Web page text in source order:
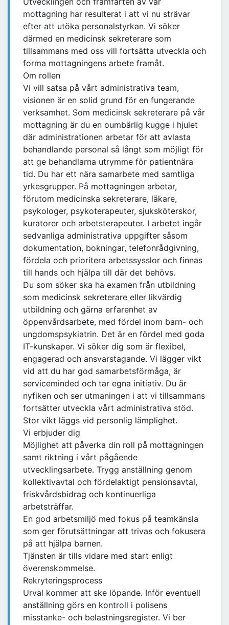
mottagning har resulterat i att vi nu strävar
efter att utöka personalstyrkan. Vi söker
därmed en medicinsk sekreterare som
tillsammans med oss vill fortsätta utveckla och
forma mottagningens arbete framåt.
Om rollen
Vi vill satsa på vårt administrativa team,
visionen är en solid grund för en fungerande
verksamhet. Som medicinsk sekreterare på vår
mottagning är du en oumbärlig kugge i hjulet
där administrationen arbetar för att avlasta
behandlande personal så långt som möjligt för
att ge behandlarna utrymme för patientnära
tid. Du har ett nära samarbete med samtliga
yrkesgrupper. På mottagningen arbetar,
förutom medicinska sekreterare, läkare,
psykologer, psykoterapeuter, sjuksköterskor,
kuratorer och arbetsterapeuter. I arbetet ingår
sedvanliga administrativa uppgifter såsom
dokumentation, bokningar, telefonrådgivning,
fördela och prioritera arbetssysslor och finnas
till hands och hjälpa till där det behövs.
Du som söker ska ha examen från utbildning
som medicinsk sekreterare eller likvärdig
utbildning och gärna erfarenhet av
öppenvårdsarbete, med fördel inom barn- och
ungdomspsykiatrin. Det är en fördel med goda
IT-kunskaper. Vi söker dig som är flexibel,
engagerad och ansvarstagande. Vi lägger vikt
vid att du har god samarbetsförmåga, är
serviceminded och tar egna initiativ. Du är
nyfiken och ser utmaningen i att vi tillsammans
fortsätter utveckla vårt administrativa stöd.
Stor vikt läggs vid personlig lämplighet.
Vi erbjuder dig
Möjlighet att påverka din roll på mottagningen
samt riktning i vårt pågående
utvecklingsarbete. Trygg anställning genom
kollektivavtal och fördelaktigt pensionsavtal,
friskvårdsbidrag och kontinuerliga
arbetsträffar.
En god arbetsmiljö med fokus på teamkänsla
som ger förutsättningar att trivas och fokusera
på att hjälpa barnen.
Tjänsten är tills vidare med start enligt
överenskommelse.
Rekryteringsprocess
Urval kommer att ske löpande. Inför eventuell
anställning görs en kontroll i polisens
misstanke- och belastningsregister. Vi ber